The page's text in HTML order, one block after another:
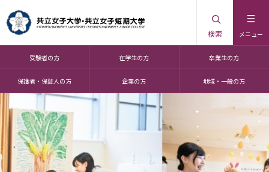
メニュー
検索
受験者の方 在学生の方 卒業生の方
保護者・保証人の方 企業の方 地域・一般の方